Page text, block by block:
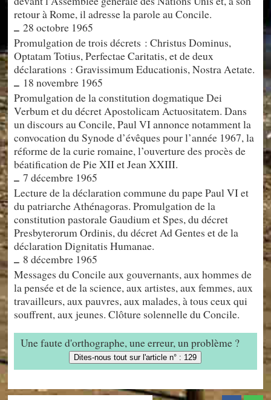
retour à Rome, il adresse la parole au Concile.
– 28 octobre 1965
Promulgation de trois décrets : Christus Dominus,
Optatam Totius, Perfectae Caritatis, et de deux
déclarations : Gravissimum Educationis, Nostra Aetate.
– 18 novembre 1965
Promulgation de la constitution dogmatique Dei
Verbum et du décret Apostolicam Actuositatem. Dans
un discours au Concile, Paul VI annonce notamment la
convocation du Synode d’évêques pour l’année 1967, la
réforme de la curie romaine, l’ouverture des procès de
béatification de Pie XII et Jean XXIII.
– 7 décembre 1965
Lecture de la déclaration commune du pape Paul VI et
du patriarche Athénagoras. Promulgation de la
constitution pastorale Gaudium et Spes, du décret
Presbyterorum Ordinis, du décret Ad Gentes et de la
déclaration Dignitatis Humanae.
– 8 décembre 1965
Messages du Concile aux gouvernants, aux hommes de
la pensée et de la science, aux artistes, aux femmes, aux
travailleurs, aux pauvres, aux malades, à tous ceux qui
souffrent, aux jeunes. Clôture solennelle du Concile.
Une faute d'orthographe, une erreur, un problème ?
Dites-nous tout sur l'article n° : 129